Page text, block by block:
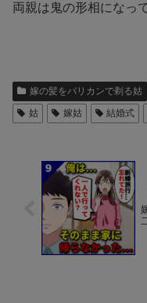
両親は鬼の形相になっ
嫁の髪をバリカンで剃る姑
姑
嫁姑 結婚式